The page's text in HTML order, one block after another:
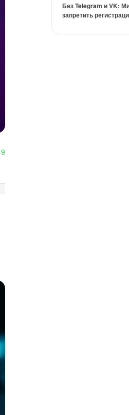
9
Без Telegram и VK:
запретить